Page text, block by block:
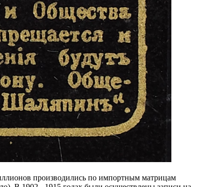
производились по импортным матрицам